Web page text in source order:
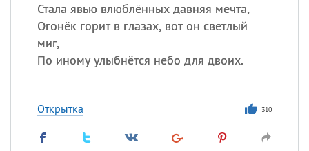
Стала явью влюблённых давняя мечта,
Огонёк горит в глазах, вот он светлый
миг,
По иному улыбнётся небо для двоих.
Открытка 310